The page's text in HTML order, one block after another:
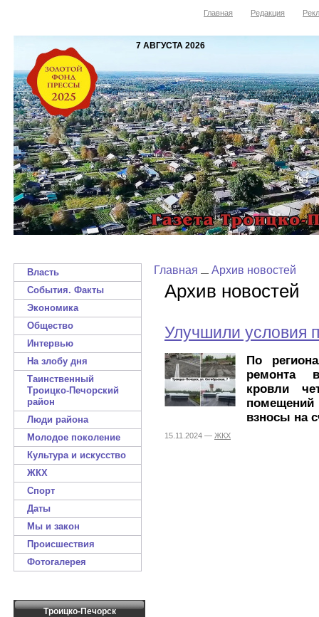
Главная Редакция
7 АВГУСТА 2026
Власть
События. Факты
Экономика
Общество
Интервью
На злобу дня
Таинственный
Троицко-Печорский
район
Люди района
Молодое поколение
Культура и искусство
ЖКХ
Спорт
Даты
Мы и закон
Происшествия
Фотогалерея
Троицко-Печорск
Главная Архив новостей
Архив новостей
Улучшили условия
По
ремонта
кровли
взносы на
15.11.2024 — ЖКХ